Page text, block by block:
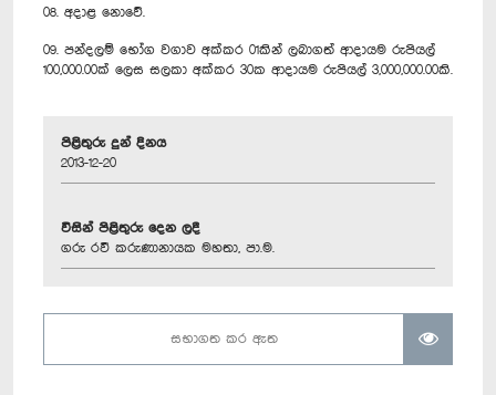
08. අදාළ නොවේ.
09. පන්දලම් භෝග වගාව අක්කර 01කින් ලබාගත් ආදායම රුපියල්
100,000.00ක් ලෙස සලකා අක්කර 30ක ආදායම රුපියල් 3,000,000.00කි.
පිළිතුරු දුන් දිනය
2013-12-20
විසින් පිළිතුරු දෙන ලදී
ගරු රවී කරුණානායක මහතා, පා.ම.
සභාගත කර ඇත